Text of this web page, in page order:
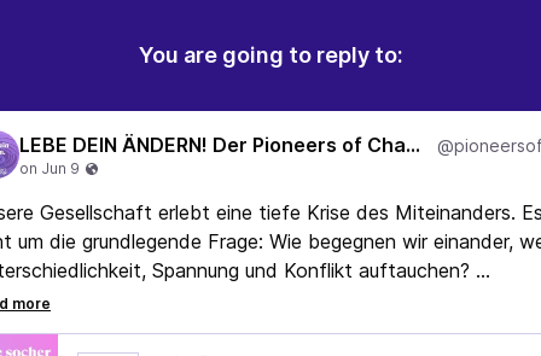
You are going to reply to:
LEBE DEIN ÄNDERN! Der Pioneers of Change-Podcast
Gesellschaft erlebt eine tiefe Krise des Miteinanders.
um die grundlegende Frage: Wie begegnen wir einander,
Spannung und Konflikt auftauchen?
mit Wolfgang Sechser und Susanne Socher geht